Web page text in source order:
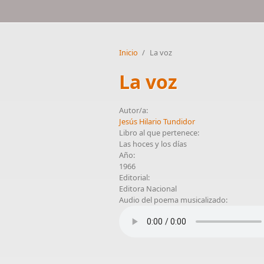
Inicio / La voz
La voz
Autor/a:
Jesús Hilario Tundidor
Libro al que pertenece:
Las hoces y los días
Año:
1966
Editorial:
Editora Nacional
Audio del poema musicalizado: